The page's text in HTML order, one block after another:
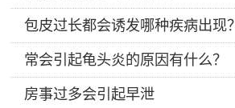
包皮过长都会诱发哪种疾病出现？
常会引起龟头炎的原因有什么？
房事过多会引起早泄